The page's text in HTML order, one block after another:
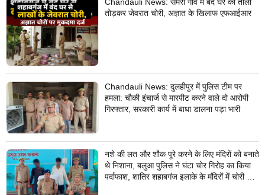
तोड़कर जेवरात चोरी, अज्ञात के खिलाफ एफआईआर
Chandauli News: दुलहीपुर में पुलिस टीम पर
हमला: चौकी इंचार्ज से मारपीट करने वाले दो आरोपी
गिरफ्तार, सरकारी कार्य में बाधा डालना पड़ा भारी
नशे की लत और शौक पूरे करने के लिए मंदिरों को बनाते
थे निशाना, बलुआ पुलिस ने घंटा चोर गिरोह का किया
पर्दाफाश, शातिर शहाबगंज इलाके के मंदिरों में चोरी की